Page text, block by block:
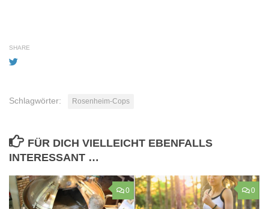
SHARE
Schlagwörter: Rosenheim-Cops
FÜR DICH VIELLEICHT EBENFALLS
INTERESSANT …
0 0